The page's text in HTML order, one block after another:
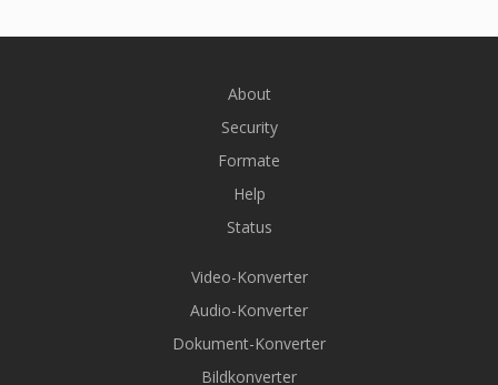
About
Security
Formate
Help
Status
Video-Konverter
Audio-Konverter
Dokument-Konverter
Bildkonverter